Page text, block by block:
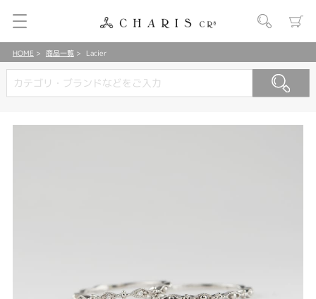
HOME 商品一覧 Lacier